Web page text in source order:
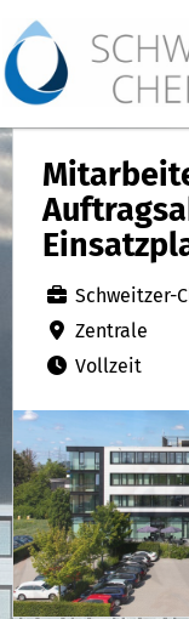
Schweitzer-
Zentrale
Vollzeit